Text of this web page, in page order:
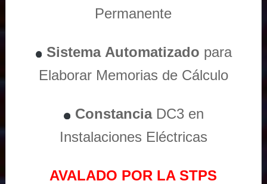
Permanente
Sistema Automatizado para
Elaborar Memorias de Cálculo
ConstanciaDC3 en
Instalaciones Eléctricas
AVALADO POR LA STPS